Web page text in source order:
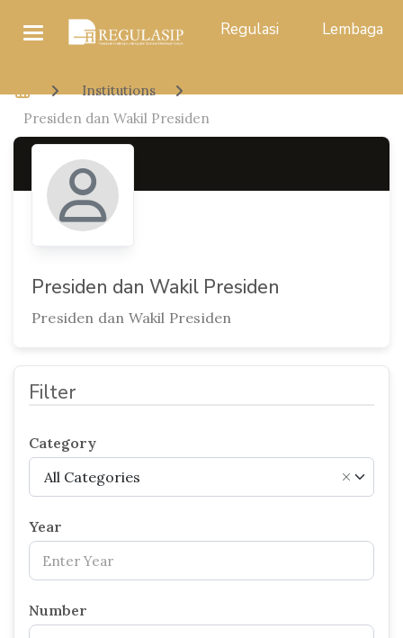
Regulasi Lembaga
Institutions
Presiden dan Wakil Presiden
Presiden dan Wakil Presiden
Presiden dan Wakil Presiden
Filter
Category
×
All Categories
Year
Number